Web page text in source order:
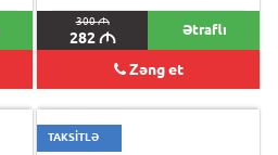
300M
282M Ətraflı
Zəng et
TAKSİTLƏ